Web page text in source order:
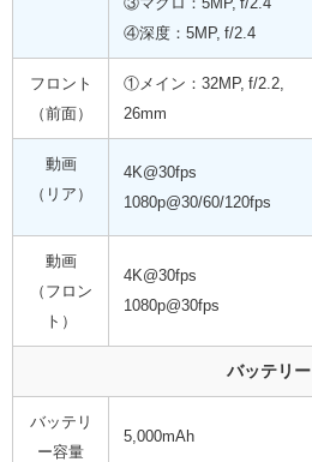
③マクロ：5MP, f/2.4
④深度：5MP, f/2.4
フロント
（前面）
①メイン：32MP, f/2.2,
26mm
動画
（リア）
4K@30fps
1080p@30/60/120fps
動画
（フロン
ト）
4K@30fps
1080p@30fps
バッテリー
バッテリ
ー容量
5,000mAh